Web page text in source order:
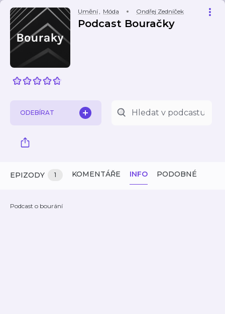
Umění, Móda Ondřej Zedníček
Podcast Bouračky
ODEBÍRAT
EPIZODY 1 KOMENTÁŘE INFO PODOBNÉ
Podcast o bourání